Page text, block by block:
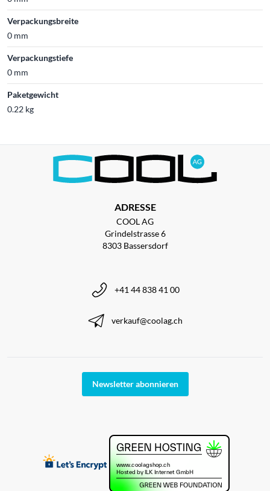
Verpackungsbreite
0 mm
Verpackungstiefe
0 mm
Paketgewicht
0.22 kg
ADRESSE
COOL AG
Grindelstrasse 6
8303 Bassersdorf
+41 44 838 41 00
verkauf@coolag.ch
Newsletter abonnieren